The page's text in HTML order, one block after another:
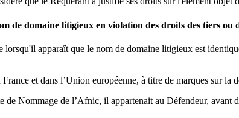
de domaine litigieux en violation des droits des tiers ou
lorsqu'il apparaît que le nom de domaine litigieux est
et dans l’Union européenne, à titre de marques sur
de Nommage de l’Afnic, il appartenait au Défendeur,